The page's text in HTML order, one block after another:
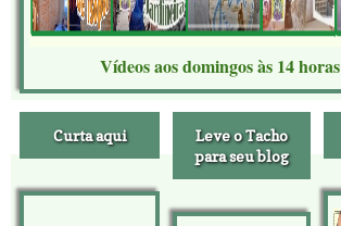
Vídeos aos domingos às 14 horas
Curta aqui
Leve o Tacho
para seu blog